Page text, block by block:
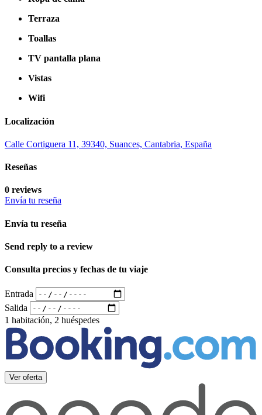
Terraza
Toallas
TV pantalla plana
Vistas
Wifi
Localización
Calle Cortiguera 11, 39340, Suances, Cantabria, España
Reseñas
0 reviews
Envía tu reseña
Envía tu reseña
Send reply to a review
Consulta precios y fechas de tu viaje
Entrada
Salida
1 habitación, 2 huéspedes
Ver oferta